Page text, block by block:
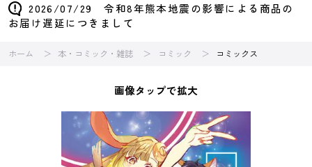
2026/07/29 令和8年熊本地震の影響による商品の
お届け遅延につきまして
ホーム 本・コミック・雑誌 コミック コミックス
画像タップで拡大